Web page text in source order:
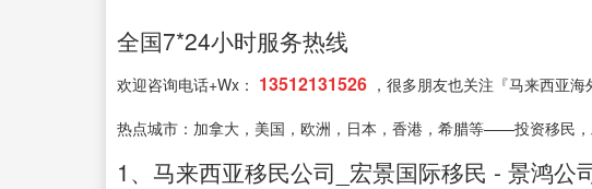
全国7*24小时服务热线
欢迎咨询电话+Wx： 13512131526 ，很多朋友也关注『马来西亚
热点城市：加拿大，美国，欧洲，日本，香港，希腊等——投资移民
1、马来西亚移民公司_宏景国际移民 - 景鸿公